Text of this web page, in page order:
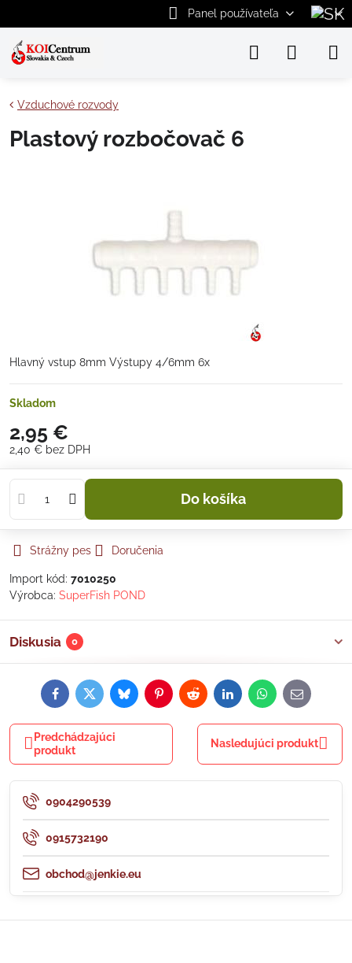
Panel používateľa
Vzduchové rozvody
Plastový rozbočovač 6
Hlavný vstup 8mm Výstupy 4/6mm 6x
Skladom
2,95 €
2,40 € bez DPH
Do košíka
Strážny pes Doručenia
Import kód: 7010250
Výrobca: SuperFish POND
Diskusia 0
FacebookTwitterBlueskyPinterestRedditLinkedInWhatsApp
E-
mail
Predchádzajúci
produkt
Nasledujúci produkt
0904290539
0915732190
obchod@jenkie.eu